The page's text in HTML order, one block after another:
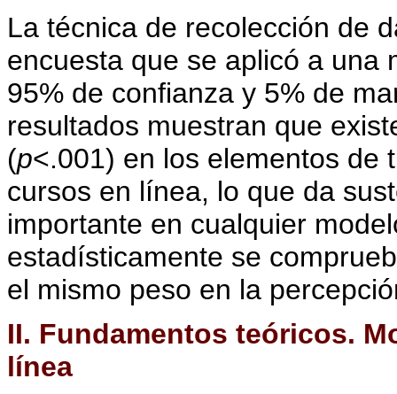
La técnica de recolección de
encuesta que se aplicó a una
95% de confianza y 5% de
resultados muestran que
(p<.001) en los elementos de
cursos en línea, lo que da
importante en cualquier
estadísticamente se
el mismo peso en la
II. Fundamentos teóricos.
línea